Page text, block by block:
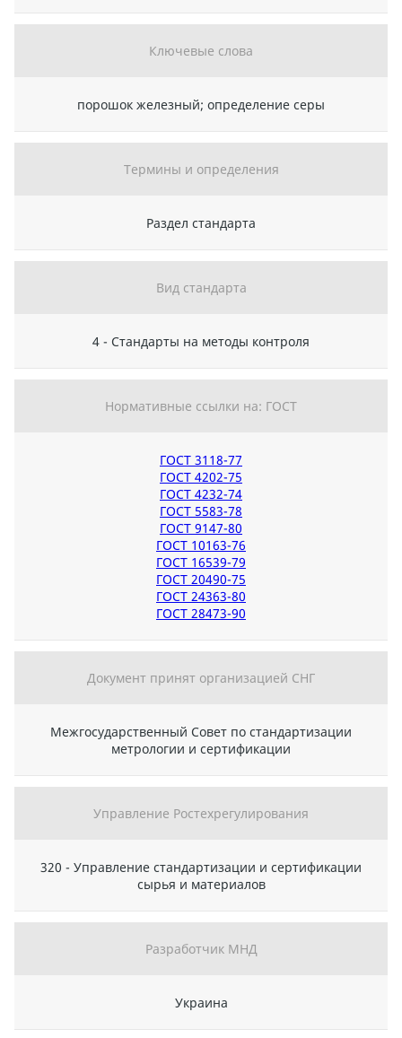
Ключевые слова
порошок железный; определение серы
Термины и определения
Раздел стандарта
Вид стандарта
4 - Стандарты на методы контроля
Нормативные ссылки на: ГОСТ
ГОСТ 3118-77
ГОСТ 4202-75
ГОСТ 4232-74
ГОСТ 5583-78
ГОСТ 9147-80
ГОСТ 10163-76
ГОСТ 16539-79
ГОСТ 20490-75
ГОСТ 24363-80
ГОСТ 28473-90
Документ принят организацией СНГ
Межгосударственный Совет по стандартизации
метрологии и сертификации
Управление Ростехрегулирования
320 - Управление стандартизации и сертификации
сырья и материалов
Разработчик МНД
Украина